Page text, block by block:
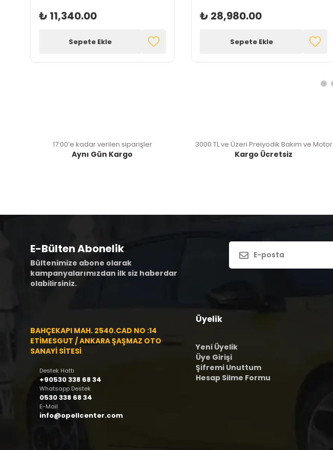
₺ 11,340.00
Sepete Ekle
₺ 28,980.00
Sepete Ekle
17:00’e kadar verilen siparişler
Aynı Gün Kargo
3000 TL ve Üzeri Preiyodik Bakım ve Motor
Kargo Ücretsiz
E-Bülten Abonelik
Bültenimize abone olarak
kampanyalarımızdan ilk siz haberdar
olabilirsiniz.
BAHÇEKAPI MAH. 2540.CAD NO :14
ETİMESGUT / ANKARA ŞAŞMAZ OTO
SANAYİ SİTESİ
Destek Hattı
+90530 338 68 34
Whatsapp Destek
0530 338 68 34
E-Mail
info@opellcenter.com
Üyelik
Yeni Üyelik
Üye Girişi
Şifremi Unuttum
Hesap Silme Formu